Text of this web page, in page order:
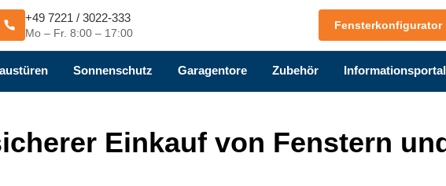
+49 7221 / 3022-333
Mo – Fr. 8:00 – 17:00
Fensterkonfigurator
Sonnenschutz Garagentore Zubehör Informationsportal
Einkauf von Fenstern